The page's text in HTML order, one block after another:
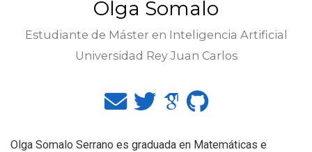
Olga Somalo
Estudiante de Máster en Inteligencia Artificial
Universidad Rey Juan Carlos
Olga Somalo Serrano es graduada en Matemáticas e